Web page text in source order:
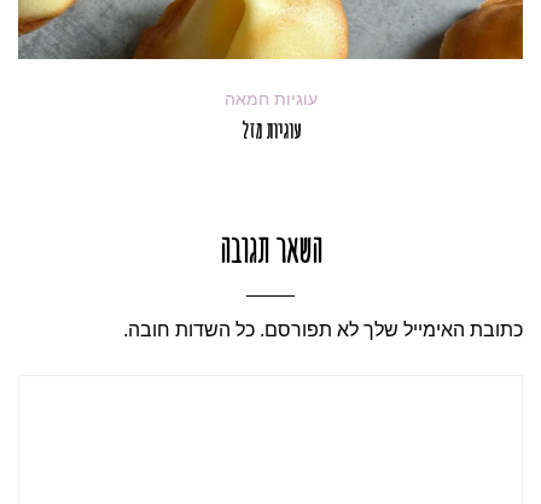
עוגיות חמאה
עוגיות מזל
השאר תגובה
כתובת האימייל שלך לא תפורסם. כל השדות חובה.